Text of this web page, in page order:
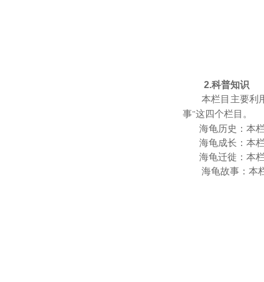
2.科普知识
本栏目主要利
事"这四个栏目。
海龟历史：本栏
海龟成长：本
海龟迁徙：本栏
海龟故事：本